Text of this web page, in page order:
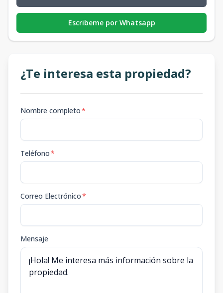
Escribeme por Whatsapp
¿Te interesa esta propiedad?
Nombre completo*
Teléfono*
Correo Electrónico*
Mensaje